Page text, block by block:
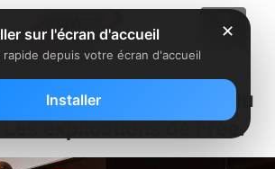
abonnés ont perdu
Les explications de Free.
✕
sur l'écran d'accueil
rapide depuis votre écran d'accueil
Installer